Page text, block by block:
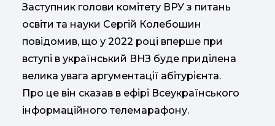
Заступник голови комітету ВРУ з питань
освіти та науки Сергій Колебошин
повідомив, що у 2022 році вперше при
вступі в український ВНЗ буде приділена
велика увага аргументації абітурієнта.
Про це він сказав в ефірі Всеукраїнського
інформаційного телемарафону.